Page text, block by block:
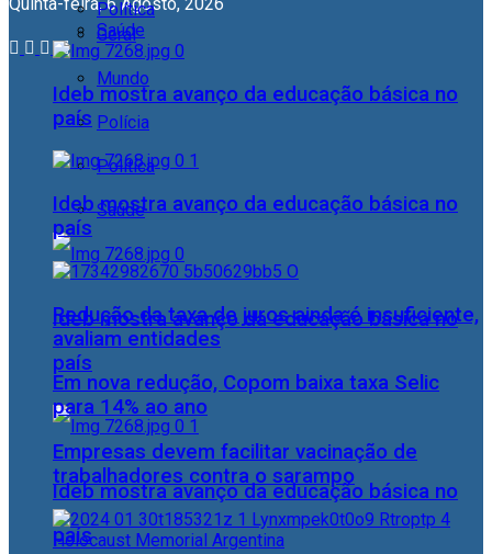
Geral
Mundo
Polícia
Política
Saúde
Ideb mostra avanço da educação básica no
país
Ideb mostra avanço da educação básica no
país
Política
Saúde
Ideb mostra avanço da educação básica no
país
Ideb mostra avanço da educação básica no
país
Redução da taxa de juros ainda é insuficiente,
avaliam entidades
Em nova redução, Copom baixa taxa Selic
para 14% ao ano
Empresas devem facilitar vacinação de
trabalhadores contra o sarampo